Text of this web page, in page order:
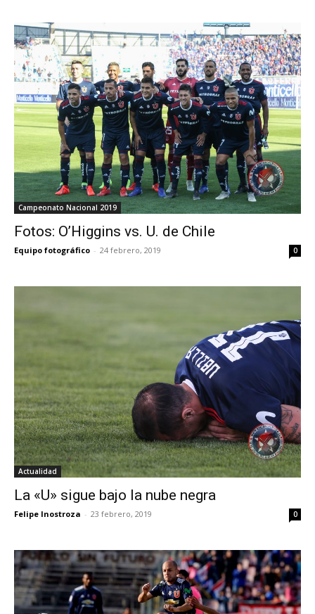
Campeonato Nacional 2019
Fotos: O’Higgins vs. U. de Chile
Equipo fotográfico - 24 febrero, 2019 0
Actualidad
La «U» sigue bajo la nube negra
Felipe Inostroza - 23 febrero, 2019 0